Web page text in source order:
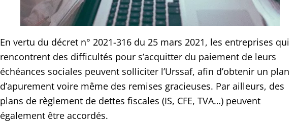
En vertu du décret n° 2021-316 du 25 mars 2021, les entreprises qui
rencontrent des difficultés pour s’acquitter du paiement de leurs
échéances sociales peuvent solliciter l’Urssaf, afin d’obtenir un plan
d’apurement voire même des remises gracieuses. Par ailleurs, des
plans de règlement de dettes fiscales (IS, CFE, TVA…) peuvent
également être accordés.